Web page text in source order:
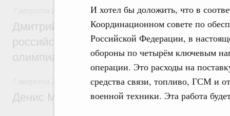
И хотел бы доложить, что в
Координационном совете по
Российской Федерации, в
обороны по четырём ключевым
операции. Это расходы на
средства связи, топливо, ГСМ и
военной техники. Эта работа
Отрасль информационных технологий
Дмитрий Чернышенко и Сергей Кравцов
российскую сборную с победой на
олимпиаде по искусственному
Общие вопросы промышленной политики
Денис Мантуров посетил Ярославскую